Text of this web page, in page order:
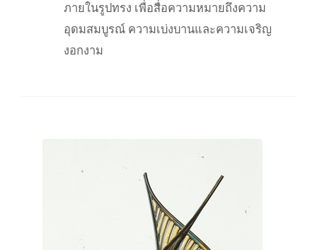
ภายในรูปทรง เพื่อสื่อความหมายถึงความ
อุดมสมบูรณ์ ความเบ่งบานและความเจริญ
งอกงาม